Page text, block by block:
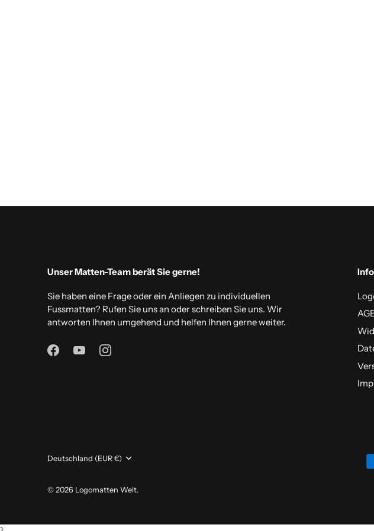
Unser Matten-Team berät Sie gerne!
Sie haben eine Frage oder ein Anliegen zu individuellen
Fussmatten? Rufen Sie uns an oder schreiben Sie uns. Wir
antworten Ihnen umgehend und helfen Ihnen gerne weiter.
Währung
Deutschland (EUR €)
© 2026 Logomatten Welt.